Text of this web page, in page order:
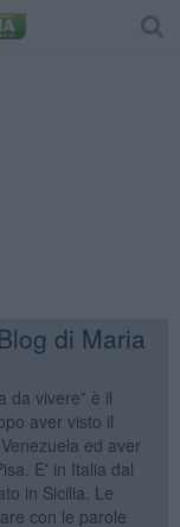
di Maria
da vivere” è il
aver visto il
ed aver
E' in Italia dal
in Sicilia. Le
con le parole